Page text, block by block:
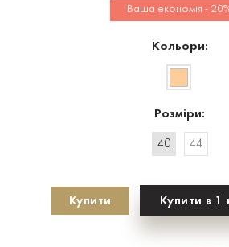
Ваша економія -
Кольори:
Розміри:
40 44
Купити Купити в 1